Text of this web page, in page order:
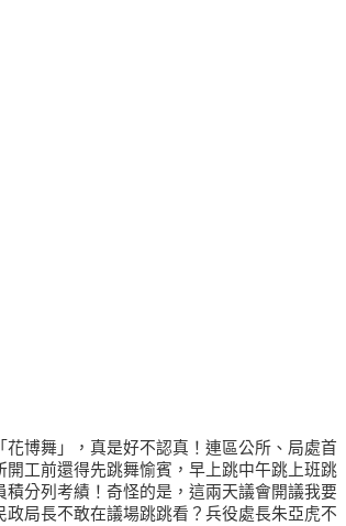
博舞」，真是好不認真！連區公所、局處首
工前還得先跳舞愉賓，早上跳中午跳上班跳
分列考績！奇怪的是，這兩天議會開議我要
局長不敢在議場跳跳看？兵役處長朱亞虎不